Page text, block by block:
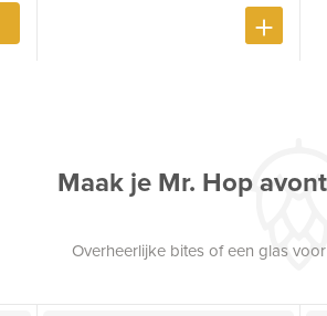
Maak je Mr. Hop
Overheerlijke bites of een glas